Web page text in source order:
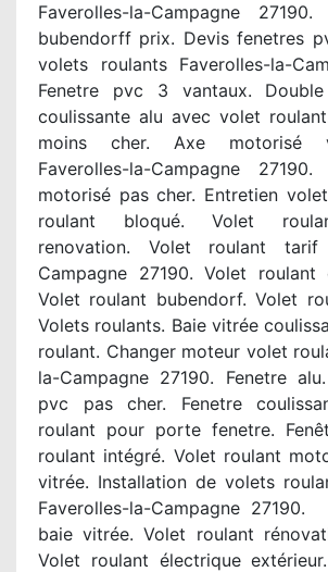
Faverolles-la-Campagne
bubendorff prix. Devis fenetres
volets roulants Faverolles-la-
Fenetre pvc 3 vantaux.
coulissante alu avec volet
moins cher. Axe motorisé
Faverolles-la-Campagne
motorisé pas cher. Entretien
roulant bloqué. Volet
renovation. Volet roulant tarif
Campagne 27190. Volet roulant
Volet roulant bubendorf. Volet
Volets roulants. Baie vitrée
roulant. Changer moteur volet
la-Campagne 27190. Fenetre
pvc pas cher. Fenetre
roulant pour porte fenetre.
roulant intégré. Volet roulant
vitrée. Installation de volets
Faverolles-la-Campagne
baie vitrée. Volet roulant
Volet roulant électrique